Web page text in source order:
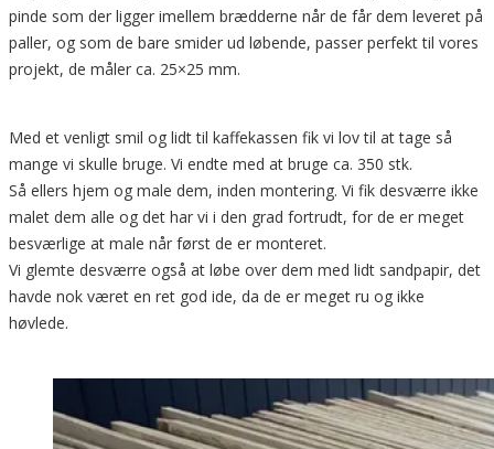
pinde som der ligger imellem brædderne når de får dem leveret på
paller, og som de bare smider ud løbende, passer perfekt til vores
projekt, de måler ca. 25×25 mm.
Med et venligt smil og lidt til kaffekassen fik vi lov til at tage så
mange vi skulle bruge. Vi endte med at bruge ca. 350 stk.
Så ellers hjem og male dem, inden montering. Vi fik desværre ikke
malet dem alle og det har vi i den grad fortrudt, for de er meget
besværlige at male når først de er monteret.
Vi glemte desværre også at løbe over dem med lidt sandpapir, det
havde nok været en ret god ide, da de er meget ru og ikke
høvlede.